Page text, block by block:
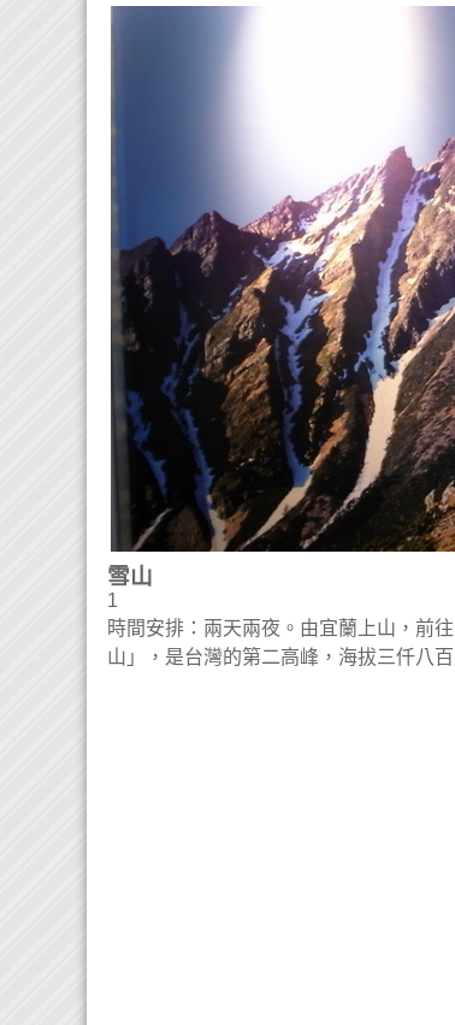
雪山
1
時間安排：兩天兩夜。由宜蘭上山，前
山」，是台灣的第二高峰，海拔三仟八